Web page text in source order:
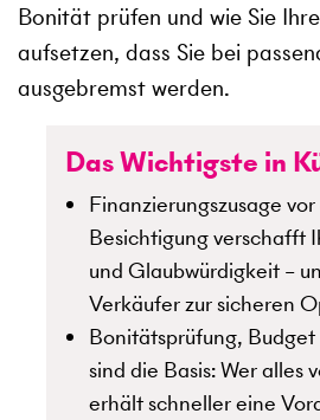
Bonität prüfen und wie Sie
aufsetzen, dass Sie bei
ausgebremst werden.
Das Wichtigste in
Finanzierungszusage
Besichtigung verschafft
und Glaubwürdigkeit –
Verkäufer zur sicheren
Bonitätsprüfung,
sind die Basis: Wer alles
erhält schneller eine